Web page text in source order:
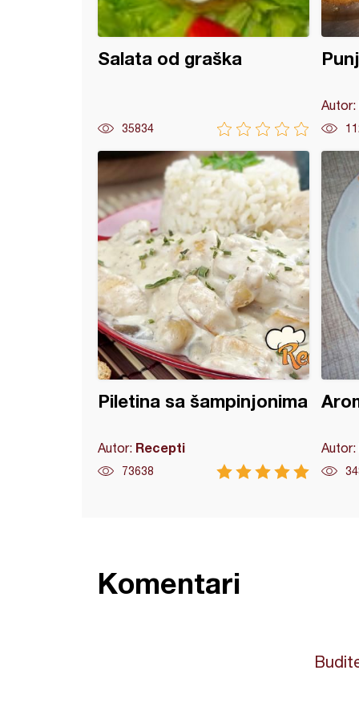
Salata od graška
35834
Autor:
Piletina sa šampinjonima
Autor: Recepti
73638
Autor:
pile sa pilećim fileom i slaninom
Komentari